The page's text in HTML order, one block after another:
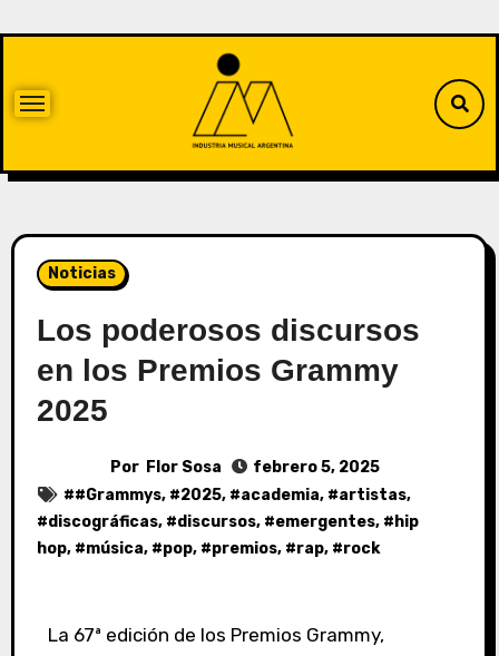
Noticias
Los poderosos discursos
en los Premios Grammy
2025
Por Flor Sosa
febrero 5, 2025
##Grammys, #2025, #academia, #artistas,
#discográficas, #discursos, #emergentes, # hip
hop, #música, #pop, #premios, #rap, #rock
La 67ª edición de los Premios Grammy,